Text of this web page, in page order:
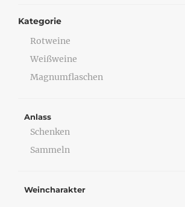
Kategorie
Rotweine
Weißweine
Magnumflaschen
Anlass
Schenken
Sammeln
Weincharakter